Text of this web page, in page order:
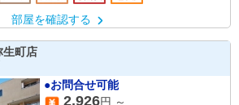
部屋を確認する
生町店
●お問合せ可能
2,926円 ～